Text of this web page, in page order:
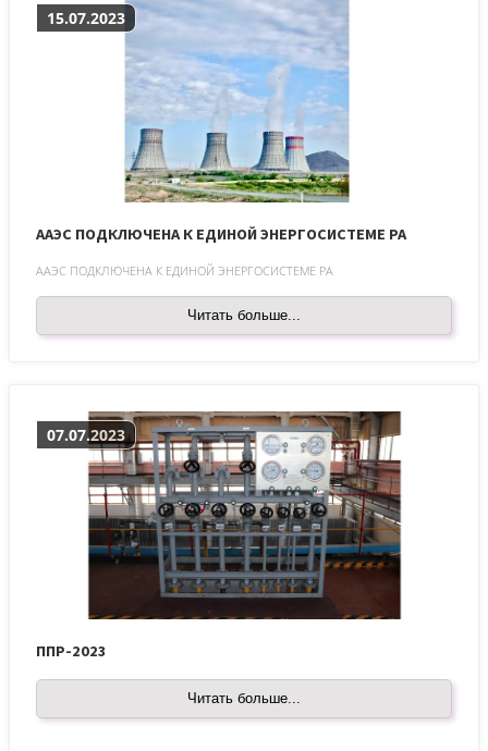
15.07.2023
ААЭС ПОДКЛЮЧЕНА К ЕДИНОЙ ЭНЕРГОСИСТЕМЕ РА
ААЭС ПОДКЛЮЧЕНА К ЕДИНОЙ ЭНЕРГОСИСТЕМЕ РА
Читать больше...
07.07.2023
ППР-2023
Читать больше...